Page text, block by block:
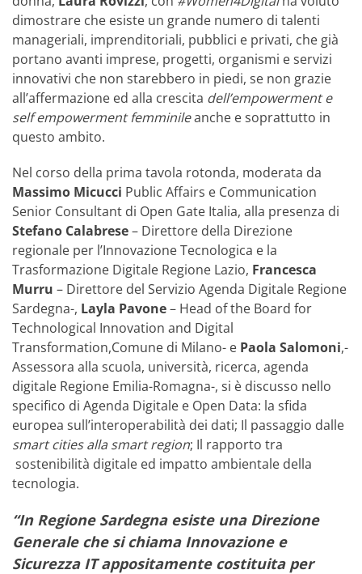
dimostrare che esiste un grande numero di talenti
manageriali, imprenditoriali, pubblici e privati, che già
portano avanti imprese, progetti, organismi e servizi
innovativi che non starebbero in piedi, se non grazie
all’affermazione ed alla crescita dell’empowerment e
self empowerment femminileanche e soprattutto in
questo ambito.
Nel corso della prima tavola rotonda, moderata da
Massimo Micucci Public Affairs e Communication
Senior Consultant di Open Gate Italia, alla presenza di
Stefano Calabrese– Direttore della Direzione
regionale per l’Innovazione Tecnologica e la
Trasformazione Digitale Regione Lazio, Francesca
Murru – Direttore del Servizio Agenda Digitale Regione
Sardegna-, Layla Pavone– Head of the Board for
Technological Innovation and Digital
Transformation,Comune di Milano- e Paola Salomoni,-
Assessora alla scuola, università, ricerca, agenda
digitale Regione Emilia-Romagna-, si è discusso nello
specifico di Agenda Digitale e Open Data: la sfida
europea sull’interoperabilità dei dati; Il passaggio dalle
smart cities alla smart region; Il rapporto tra
sostenibilità digitale ed impatto ambientale della
tecnologia.
“In Regione Sardegna esiste una Direzione
Generale che si chiama Innovazione e
Sicurezza IT appositamente costituita per